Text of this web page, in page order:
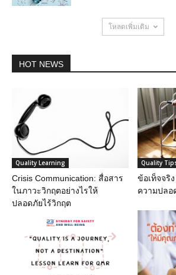
โหลดเพิ่มเติม
HOT NEWS
Quality Learning
Crisis Communication: สื่อสาร
ในภาวะวิกฤตอย่างไรให้
ปลอดภัยไร้วิกฤต
Quality
ข้อเท็จจริ
ความปลอ